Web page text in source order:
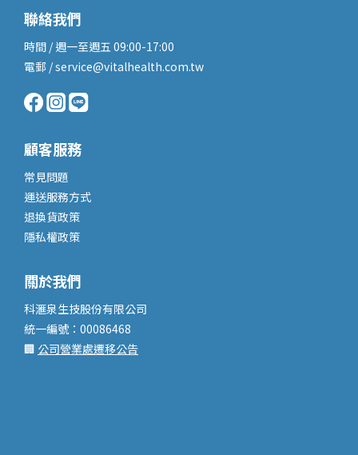
聯絡我們
時間 / 週一至週五 09:00-17:00
電郵 / service@vitalhealth.com.tw
顧客服務
常見問題
運送服務方式
退換貨政策
隱私權政策
關於我們
科滙泉生技股份有限公司
統一編號：00086468
🏢 公司營業處遷移公告